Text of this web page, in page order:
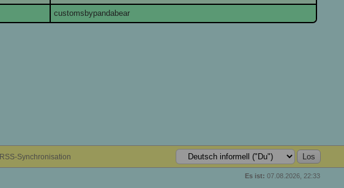
customsbypandabear
RSS-Synchronisation
Es ist: 07.08.2026, 22:33